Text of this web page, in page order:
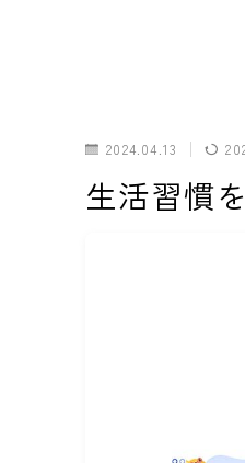
2024.04.13
生活習慣